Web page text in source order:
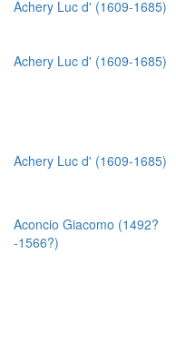
Achery Luc d' (1609-1685)
Achery Luc d' (1609-1685)
Achery Luc d' (1609-1685)
Aconcio Giacomo (1492?
-1566?)